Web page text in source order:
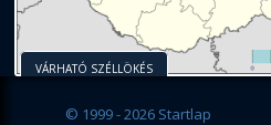
VÁRHATÓ SZÉLLÖKÉS
© 1999 - 2026 Startlap